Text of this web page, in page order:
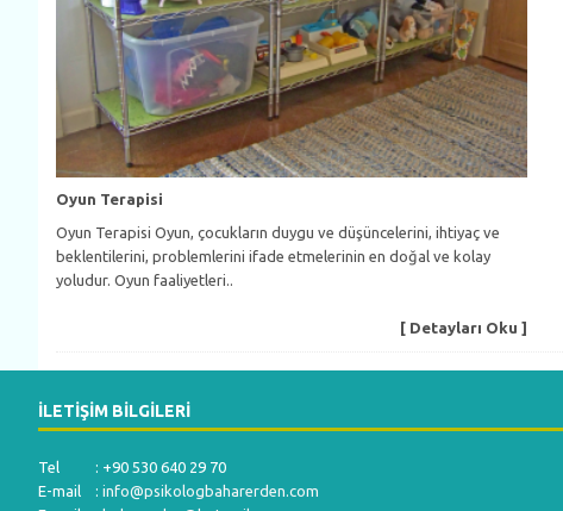
Oyun Terapisi
Oyun Terapisi Oyun, çocukların duygu ve düşüncelerini, ihtiyaç ve
beklentilerini, problemlerini ifade etmelerinin en doğal ve kolay
yoludur. Oyun faaliyetleri..
[ Detayları Oku ]
İLETIŞIM BILGILERI
Tel : +90 530 640 29 70
E-mail : info@psikologbaharerden.com